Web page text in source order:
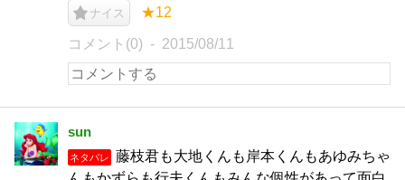
ナイス ★12
コメント(0) 2015/08/11
sun
ネタバレ
藤枝君も大地くんも岸本くんもあゆみちゃ